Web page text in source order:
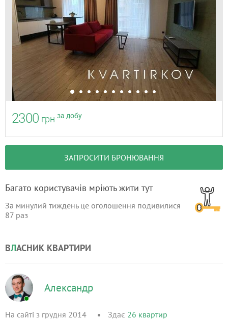
2300 грн за добу
ЗАПРОСИТИ БРОНЮВАННЯ
Багато користувачів мріють жити тут
За минулий тиждень це оголошення подивилися
87 раз
ВЛАСНИК КВАРТИРИ
Александр
На сайті з грудня 2014 Здає 26 квартир